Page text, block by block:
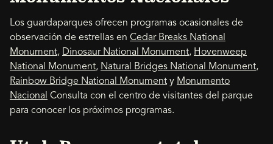
Los guardaparques ofrecen programas ocasionales de
observación de estrellas en Cedar Breaks National
Monument, Dinosaur National Monument, Hovenweep
National Monument, Natural Bridges National Monument,
Rainbow Bridge National Monument y Monumento
Nacional Consulta con el centro de visitantes del parque
para conocer los próximos programas.